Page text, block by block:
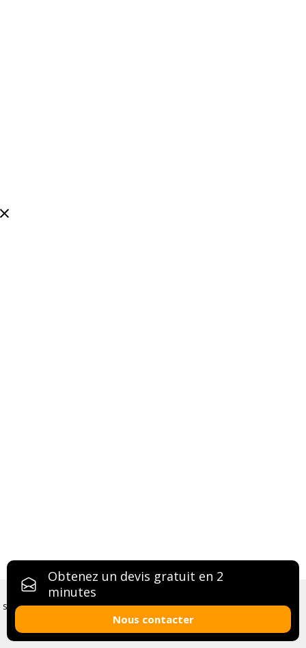
Obtenez un devis gratuit en 2
minutes
Nous contacter
Les cookies nous permettent de vous proposer nos
services plus facilement. En utilisant nos services, vous nous
donnez expressément votre accord pour exploiter ces
cookies.
OK